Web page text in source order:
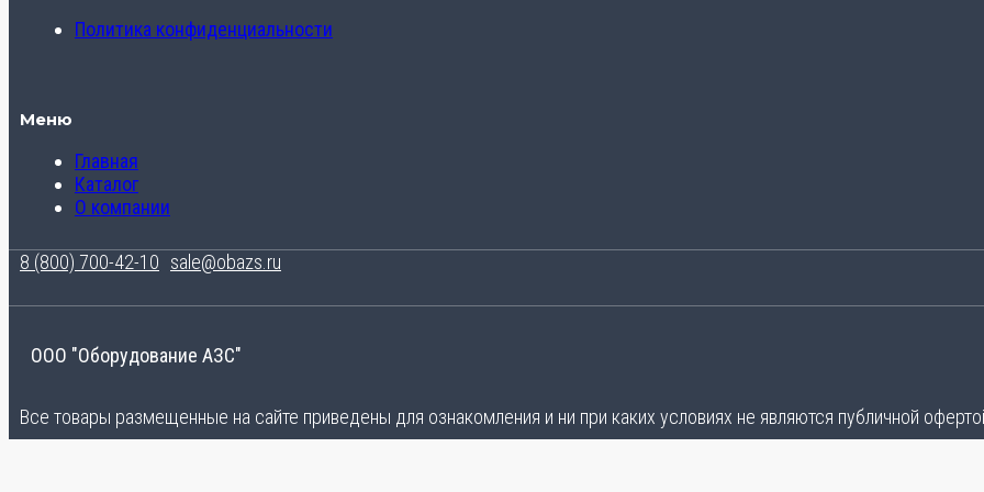
Политика конфиденциальности
Меню
Главная
Каталог
О компании
8 (800) 700-42-10 sale@obazs.ru
ООО "Оборудование АЗС"
Все товары размещенные на сайте приведены для ознакомления и ни при каких условиях не являются публичной